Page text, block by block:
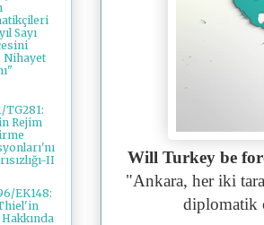
Will Turkey be
"Ankara, her iki
diplomatik
Sayı
Nihayet
TG281:
Rejim
II
EK148: